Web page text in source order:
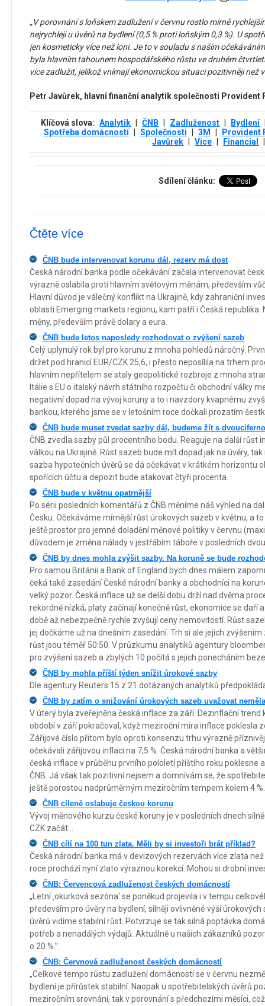
„V porovnání s loňskem zadlužení v červnu rostlo mírně
nejrychleji u úvěrů na bydlení (0,5 % proti loňským 0,3 %). U
jen kosmeticky více než loni. Je to v souladu s naším
byla hlavním tahounem hospodářského růstu ve druhém
více zadlužit, jelikož vnímají ekonomickou situaci pozitivněji než
Petr Javůrek, hlavní finanční analytik společnosti Provident
Klíčová slova: Analytik ČNB Zadluženost Bydlení
Spotřeba domácností
Společnosti 3М
Provident
Javůrek
Vice Financial
Sdílení článku:
Čtěte více
ČNB bude intervenovat korunu dál, rezerv má dost
Česká národní banka podle očekávání začala intervenovat
výrazně oslabila proti hlavním světovým měnám, především
Hlavní důvod je válečný konflikt na Ukrajině, kdy zahraniční
oblasti Emerging markets regionu, kam patří i Česká republika.
měny, především právě dolary a eura.
ČNB bude letos naposledy rozhodovat o zvýšení sazeb
Celý uplynulý rok byl pro korunu z mnoha pohledů náročný.
držet pod hranicí EUR/CZK 25,6, i přesto neposílila na trhem
hlavním nepřítelem se staly geopolitické rozbroje z mnoha
Itálie s EU o italský návrh státního rozpočtu či obchodní války
negativní dopad na vývoj koruny a to i navzdory kvapnému
bankou, kterého jsme se v letošním roce dočkali prozatím
ČNB bude muset zvedat sazby dál, budeme žít s
ČNB zvedla sazby půl procentního bodu. Reaguje na další růst
válkou na Ukrajině. Růst sazeb bude mít dopad jak na úvěry,
sazba hypotečních úvěrů se dá očekávat v krátkém horizontu
spořících účtu a depozit bude atakovat čtyři procenta.
ČNB bude v květnu opatrnější
Po sérii posledních komentářů z ČNB měníme náš výhled na
Česku. Očekáváme mírnější růst úrokových sazeb v květnu, a
ještě prostor pro jemné doladění měnové politiky v červnu
důvodem je změna nálady v jestřábím táboře v posledních
ČNB by dnes mohla zvýšit sazby. Na koruně se bude
Pro samou Británii a Bank of England bych dnes málem
čeká také zasedání České národní banky a obchodníci na
velký pozor. Česká inflace už se delší dobu drží nad dvěma
rekordně nízká, platy začínají konečně růst, ekonomice se daří
době až nebezpečně rychle zvyšují ceny nemovitostí. Růst
jej dočkáme už na dnešním zasedání. Trh si ale jejich
růst jsou téměř 50:50. V průzkumu analytiků agentury
pro zvýšení sazeb a zbylých 10 počítá s jejich ponecháním
ČNB by mohla příští týden snížit úrokové sazby
Dle agentury Reuters 15 z 21 dotázaných analytiků
ČNB by zatím o snižování úrokových sazeb uvažovat neměla
V úterý byla zveřejněna česká inflace za září. Dezinflační
období v září pokračoval, když meziroční míra inflace poklesla
Zářijové číslo přitom bylo oproti konsenzu trhu výrazně
očekávali zářijovou inflaci na 7,5 %. Česká národní banka a
česká inflace v průběhu prvního pololetí příštího roku poklesne
ČNB. Já však tak pozitivní nejsem a domnívám se, že
ještě porostou nadprůměrným meziročním tempem kolem 4 %.
ČNB cíleně oslabuje českou korunu
Vývoj měnového kurzu české koruny je v posledních dnech
CZK začát...
ČNB cílí na 100 tun zlata. Měli by si investoři brát příklad?
Česká národní banka má v devizových rezervách více zlata
roce prochází nyní zlato výraznou korekcí. Mohou si drobní
ČNB: Červencová zadluženost českých domácností
„Letní ‚okurková sezóna‘ se poněkud projevila i v tempu
především pro úvěry na bydlení, silněji ovlivněné výší
úvěrů vidíme stabilní růst. Potvrzuje se tak silná poptávka
potřeb a nenadálých výdajů. Aktuálně u našich zákazníků
o 20 %.”
ČNB: Červnová zadluženost českých domácností
„Celkové tempo růstu zadlužení domácností se v červnu
bydlení je přírůstek stabilní. Naopak u spotřebitelských úvěrů
meziročním srovnání, tak v porovnání s předchozími měsíci,